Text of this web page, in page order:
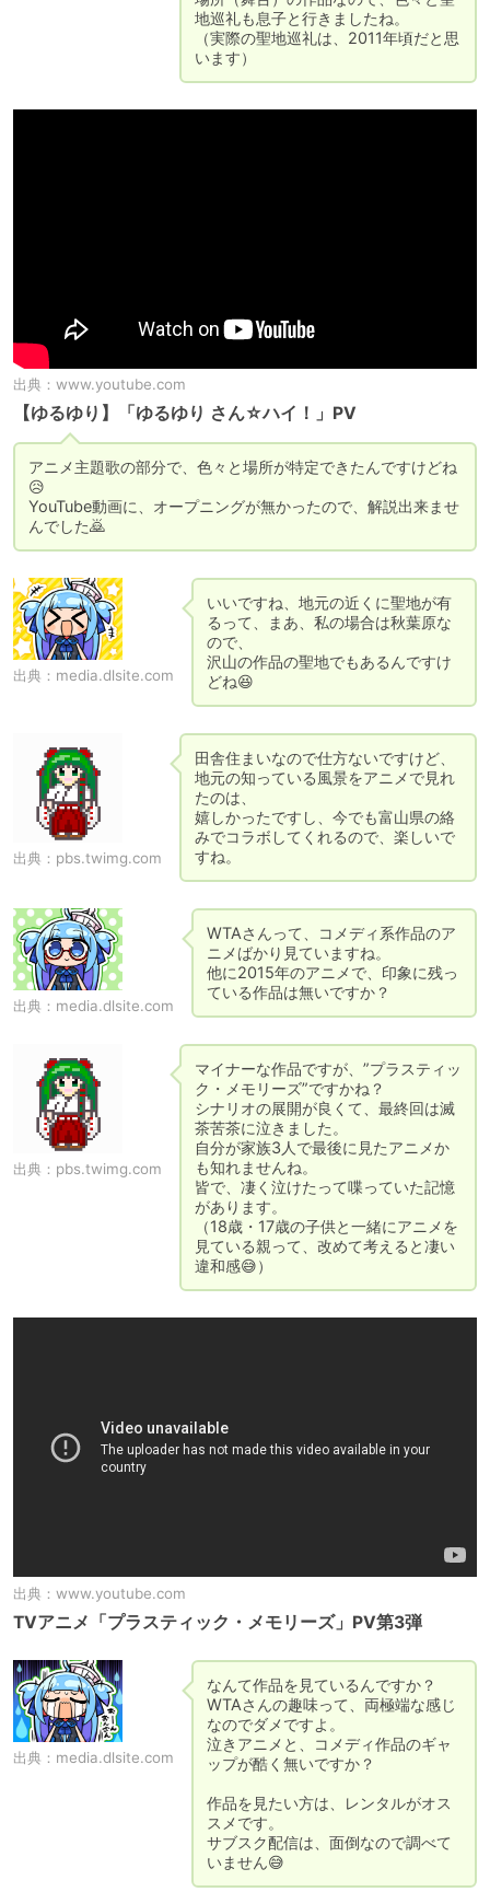
地巡礼も息子と行きましたね。
（実際の聖地巡礼は、2011年頃だと思
います）
出典： www.youtube.com
【ゆるゆり】「ゆるゆり さん☆ハイ！」PV
アニメ主題歌の部分で、色々と場所が特定できたんですけどね
😥
YouTube動画に、オープニングが無かったので、解説出来ませ
んでした🙇
出典： media.dlsite.com
いいですね、地元の近くに聖地が有
るって、まあ、私の場合は秋葉原な
ので、
沢山の作品の聖地でもあるんですけ
どね😆
出典： pbs.twimg.com
田舎住まいなので仕方ないですけど、
地元の知っている風景をアニメで見れ
たのは、
嬉しかったですし、今でも富山県の絡
みでコラボしてくれるので、楽しいで
すね。
出典： media.dlsite.com
WTAさんって、コメディ系作品のア
ニメばかり見ていますね。
他に2015年のアニメで、印象に残っ
ている作品は無いですか？
出典： pbs.twimg.com
マイナーな作品ですが、”プラスティッ
ク・メモリーズ”ですかね？
シナリオの展開が良くて、最終回は滅
茶苦茶に泣きました。
自分が家族3人で最後に見たアニメか
も知れませんね。
皆で、凄く泣けたって喋っていた記憶
があります。
（18歳・17歳の子供と一緒にアニメを
見ている親って、改めて考えると凄い
違和感😅）
出典： www.youtube.com
TVアニメ「プラスティック・メモリーズ」PV第3弾
出典： media.dlsite.com
なんて作品を見ているんですか？
WTAさんの趣味って、両極端な感じ
なのでダメですよ。
泣きアニメと、コメディ作品のギャ
ップが酷く無いですか？
作品を見たい方は、レンタルがオス
スメです。
サブスク配信は、面倒なので調べて
いません😅